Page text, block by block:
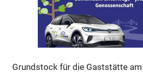
Grundstock für die Gaststätte